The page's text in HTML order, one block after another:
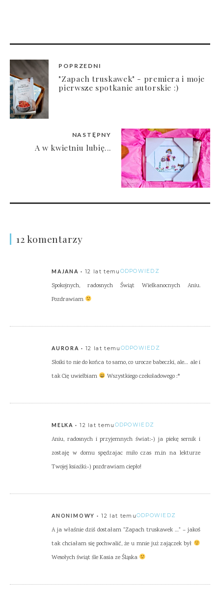
POPRZEDNI
"Zapach truskawek" - premiera i moje
pierwsze spotkanie autorskie :)
NASTĘPNY
A w kwietniu lubię...
12 komentarzy
MAJANA 12 lat temu ODPOWIEDZ
Spokojnych, radosnych Świąt Wielkanocnych Aniu.
Pozdrawiam
AURORA 12 lat temu ODPOWIEDZ
Słoiki to nie do końca to samo, co urocze babeczki, ale… ale i
tak Cię uwielbiam
Wszystkiego czekoladowego :*
MELKA 12 lat temu ODPOWIEDZ
Aniu, radosnych i przyjemnych świat:-) ja piekę sernik i
zostaję w domu spędzajac miło czas m.in na lekturze
Twojej ksiażki:-) pozdrawiam ciepło!
ANONIMOWY 12 lat temuODPOWIEDZ
A ja właśnie dziś dostałam "Zapach truskawek …" – jakoś
tak chciałam się pochwalić, że u mnie już zajączek był
Wesołych świąt śle Kasia ze Śląska